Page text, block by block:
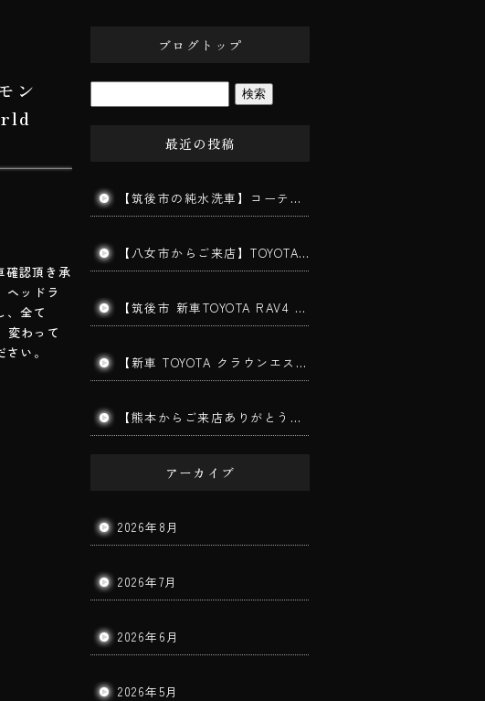
ン
確認頂き承
ヘッドラ
、全て
変わって
い。
ブログトップ
最近の投稿
【筑後市の純水洗車】コーティングの撥水・滑水性能を維持するために大切な「水」へのこだわり
【八女市からご来店】TOYOTAヴォクシーの半年メンテナンス｜コーティングの水弾き・艶を復活
【筑後市 新車TOYOTA RAV4 ガラスコーティング施工】新車でも下地処理が仕上がりを左右します！
【新車 TOYOTA クラウンエステート施工】202ブラックの美しさを最大限に引き出す三層ガラスコーティング｜みやま市よりご来店
【熊本からご来店ありがとうございます】手洗い洗車で愛車をリフレッシュ！コーティングを長持ちさせる秘訣とは？｜筑後市 BigWorldDoor
アーカイブ
2026年8月
2026年7月
2026年6月
2026年5月